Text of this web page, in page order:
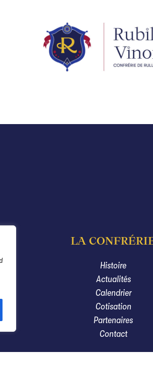
LA
Histoire
Actualités
Calendrier
Cotisation
Partenaires
Contact